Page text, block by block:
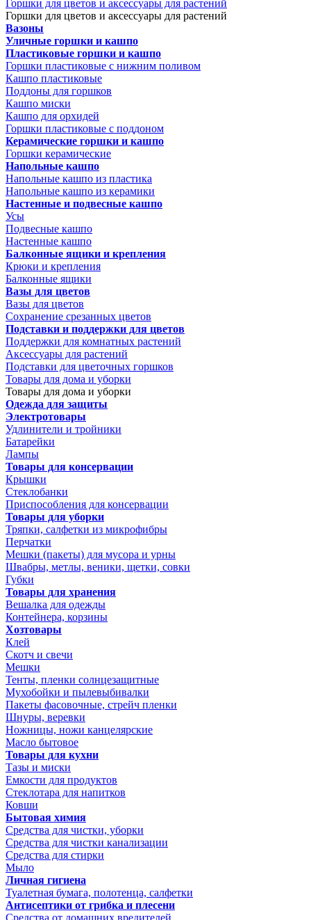
Горшки для цветов и аксессуары для растений
Горшки для цветов и аксессуары для растений
Вазоны
Уличные горшки и кашпо
Пластиковые горшки и кашпо
Горшки пластиковые с нижним поливом
Кашпо пластиковые
Поддоны для горшков
Кашпо миски
Кашпо для орхидей
Горшки пластиковые с поддоном
Керамические горшки и кашпо
Горшки керамические
Напольные кашпо
Напольные кашпо из пластика
Напольные кашпо из керамики
Настенные и подвесные кашпо
Усы
Подвесные кашпо
Настенные кашпо
Балконные ящики и крепления
Крюки и крепления
Балконные ящики
Вазы для цветов
Вазы для цветов
Сохранение срезанных цветов
Подставки и поддержки для цветов
Поддержки для комнатных растений
Аксессуары для растений
Подставки для цветочных горшков
Товары для дома и уборки
Товары для дома и уборки
Одежда для защиты
Электротовары
Удлинители и тройники
Батарейки
Лампы
Товары для консервации
Крышки
Стеклобанки
Приспособления для консервации
Товары для уборки
Тряпки, салфетки из микрофибры
Перчатки
Мешки (пакеты) для мусора и урны
Швабры, метлы, веники, щетки, совки
Губки
Товары для хранения
Вешалка для одежды
Контейнера, корзины
Хозтовары
Клей
Скотч и свечи
Мешки
Тенты, пленки солнцезащитные
Мухобойки и пылевыбивалки
Пакеты фасовочные, стрейч пленки
Шнуры, веревки
Ножницы, ножи канцелярские
Масло бытовое
Товары для кухни
Тазы и миски
Емкости для продуктов
Стеклотара для напитков
Ковши
Бытовая химия
Средства для чистки, уборки
Средства для чистки канализации
Средства для стирки
Мыло
Личная гигиена
Туалетная бумага, полотенца, салфетки
Антисептики от грибка и плесени
Средства от домашних вредителей